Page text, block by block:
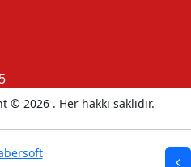
© 2026 . Her hakkı saklıdır.